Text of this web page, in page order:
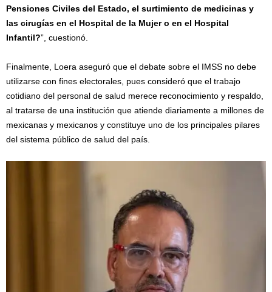
Pensiones Civiles del Estado, el surtimiento de medicinas y
las cirugías en el Hospital de la Mujer o en el Hospital
Infantil?”, cuestionó.
Finalmente, Loera aseguró que el debate sobre el IMSS no debe
utilizarse con fines electorales, pues consideró que el trabajo
cotidiano del personal de salud merece reconocimiento y respaldo,
al tratarse de una institución que atiende diariamente a millones de
mexicanas y mexicanos y constituye uno de los principales pilares
del sistema público de salud del país.